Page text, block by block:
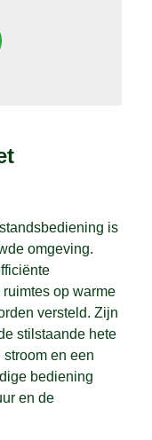
is
omgeving.
op warme
versteld. Zijn
stilstaande hete
stroom en een
bediening
en de